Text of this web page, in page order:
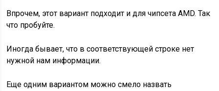
Впрочем, этот вариант подходит и для чипсета AMD. Так
что пробуйте.
Иногда бывает, что в соответствующей строке нет
нужной нам информации.
Еще одним вариантом можно смело назвать